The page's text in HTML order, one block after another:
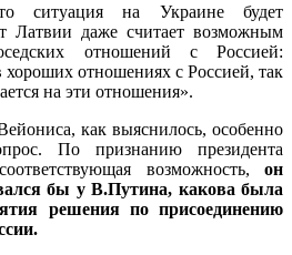
ситуация на Украине будет
Латвии даже считает возможным
отношений с Россией:
хороших отношениях с Россией, так
на эти отношения».
как выяснилось, особенно
По признанию президента
возможность, он
бы у В.Путина, какова была
решения по присоединению